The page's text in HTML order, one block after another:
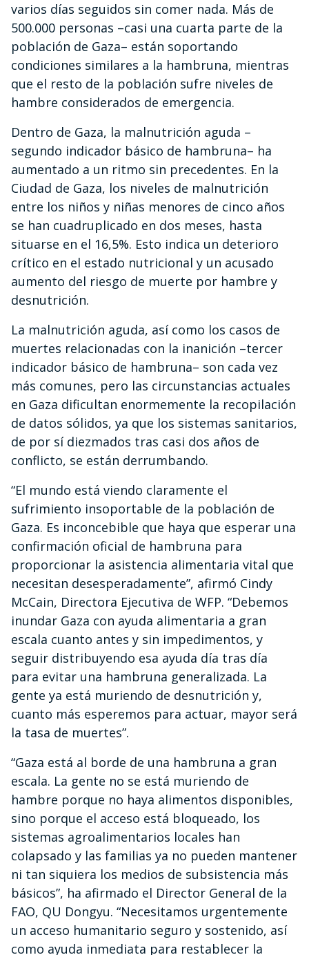
varios días seguidos sin comer nada. Más de
500.000 personas –casi una cuarta parte de la
población de Gaza– están soportando
condiciones similares a la hambruna, mientras
que el resto de la población sufre niveles de
hambre considerados de emergencia.
Dentro de Gaza, la malnutrición aguda –
segundo indicador básico de hambruna– ha
aumentado a un ritmo sin precedentes. En la
Ciudad de Gaza, los niveles de malnutrición
entre los niños y niñas menores de cinco años
se han cuadruplicado en dos meses, hasta
situarse en el 16,5%. Esto indica un deterioro
crítico en el estado nutricional y un acusado
aumento del riesgo de muerte por hambre y
desnutrición.
La malnutrición aguda, así como los casos de
muertes relacionadas con la inanición –tercer
indicador básico de hambruna– son cada vez
más comunes, pero las circunstancias actuales
en Gaza dificultan enormemente la recopilación
de datos sólidos, ya que los sistemas sanitarios,
de por sí diezmados tras casi dos años de
conflicto, se están derrumbando.
“El mundo está viendo claramente el
sufrimiento insoportable de la población de
Gaza. Es inconcebible que haya que esperar una
confirmación oficial de hambruna para
proporcionar la asistencia alimentaria vital que
necesitan desesperadamente”, afirmó Cindy
McCain, Directora Ejecutiva de WFP. “Debemos
inundar Gaza con ayuda alimentaria a gran
escala cuanto antes y sin impedimentos, y
seguir distribuyendo esa ayuda día tras día
para evitar una hambruna generalizada. La
gente ya está muriendo de desnutrición y,
cuanto más esperemos para actuar, mayor será
la tasa de muertes”.
“Gaza está al borde de una hambruna a gran
escala. La gente no se está muriendo de
hambre porque no haya alimentos disponibles,
sino porque el acceso está bloqueado, los
sistemas agroalimentarios locales han
colapsado y las familias ya no pueden mantener
ni tan siquiera los medios de subsistencia más
básicos”, ha afirmado el Director General de la
FAO, QU Dongyu. “Necesitamos urgentemente
un acceso humanitario seguro y sostenido, así
como ayuda inmediata para restablecer la